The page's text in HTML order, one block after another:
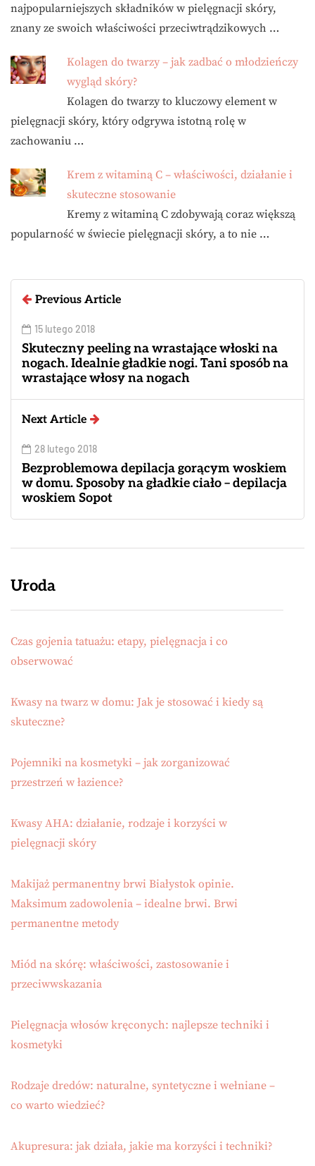
najpopularniejszych składników w pielęgnacji skóry,
znany ze swoich właściwości przeciwtrądzikowych …
Kolagen do twarzy – jak zadbać o młodzieńczy
wygląd skóry?
Kolagen do twarzy to kluczowy element w
pielęgnacji skóry, który odgrywa istotną rolę w
zachowaniu …
Krem z witaminą C – właściwości, działanie i
skuteczne stosowanie
Kremy z witaminą C zdobywają coraz większą
popularność w świecie pielęgnacji skóry, a to nie …
Previous Article
15 lutego 2018
Skuteczny peeling na wrastające włoski na
nogach. Idealnie gładkie nogi. Tani sposób na
wrastające włosy na nogach
Next Article
28 lutego 2018
Bezproblemowa depilacja gorącym woskiem
w domu. Sposoby na gładkie ciało – depilacja
woskiem Sopot
Uroda
Czas gojenia tatuażu: etapy, pielęgnacja i co
obserwować
Kwasy na twarz w domu: Jak je stosować i kiedy są
skuteczne?
Pojemniki na kosmetyki – jak zorganizować
przestrzeń w łazience?
Kwasy AHA: działanie, rodzaje i korzyści w
pielęgnacji skóry
Makijaż permanentny brwi Białystok opinie.
Maksimum zadowolenia – idealne brwi. Brwi
permanentne metody
Miód na skórę: właściwości, zastosowanie i
przeciwwskazania
Pielęgnacja włosów kręconych: najlepsze techniki i
kosmetyki
Rodzaje dredów: naturalne, syntetyczne i wełniane –
co warto wiedzieć?
Akupresura: jak działa, jakie ma korzyści i techniki?